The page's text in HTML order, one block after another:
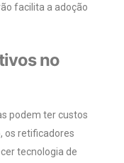
facilita a adoção
no
podem ter custos
os retificadores
tecnologia de